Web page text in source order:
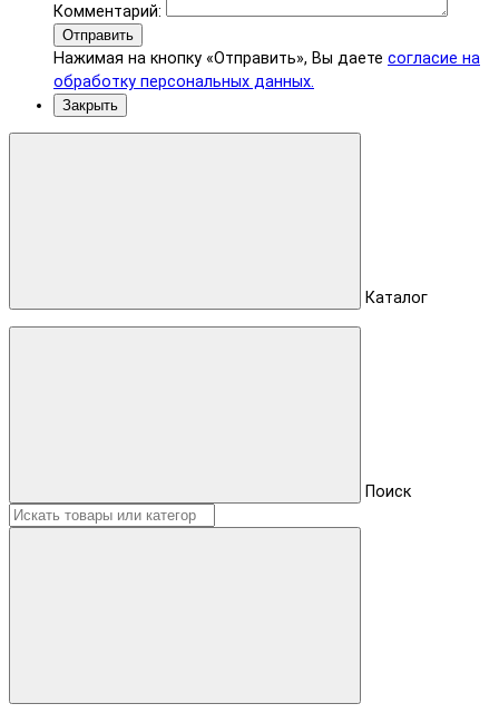
Комментарий:
Отправить
Нажимая на кнопку «Отправить», Вы даете согласие на
обработку персональных данных.
Закрыть
Каталог
Поиск